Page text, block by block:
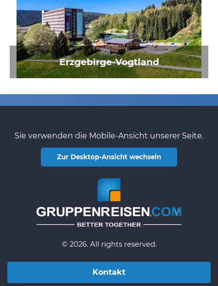
Erzgebirge-Vogtland
Sie verwenden die Mobile-Ansicht unserer Seite.
Zur Desktop-Ansicht wechseln
© 2026. All rights reserved.
Kontakt